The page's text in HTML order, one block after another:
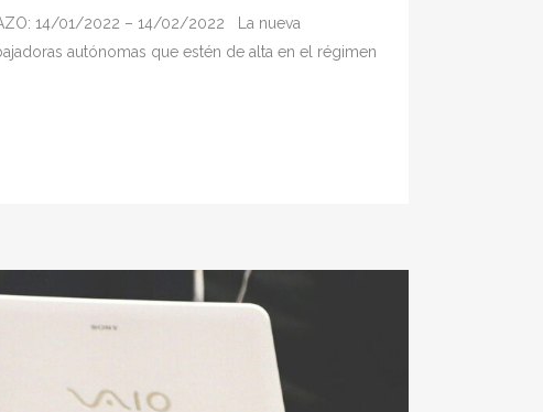
14/01/2022 – 14/02/2022 La nueva
autónomas que estén de alta en el régimen